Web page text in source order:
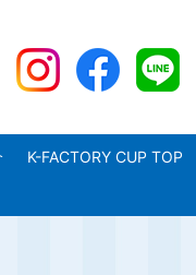
K-FACTORY CUP TOP